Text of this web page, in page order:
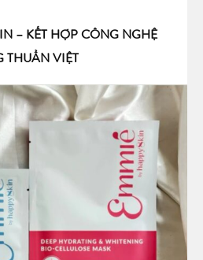
– KẾT HỢP CÔNG NGHỆ
THUẦN VIỆT